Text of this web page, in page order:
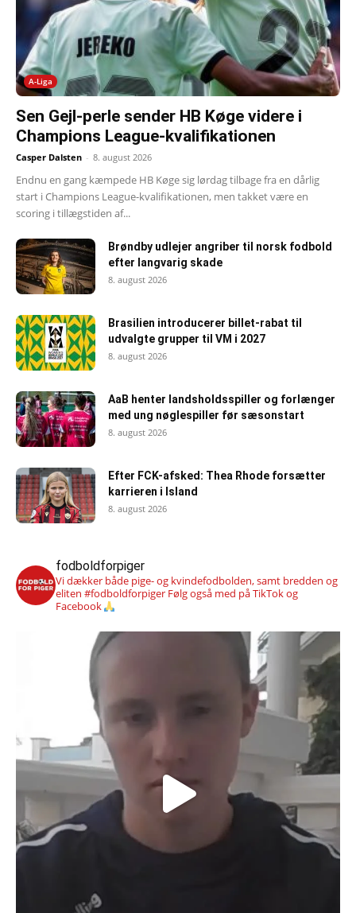
A-Liga
Sen Gejl-perle sender HB Køge videre i
Champions League-kvalifikationen
Casper Dalsten - 8. august 2026
Endnu en gang kæmpede HB Køge sig lørdag tilbage fra en dårlig
start i Champions League-kvalifikationen, men takket være en
scoring i tillægstiden af...
Brøndby udlejer angriber til norsk fodbold
efter langvarig skade
8. august 2026
Brasilien introducerer billet-rabat til
udvalgte grupper til VM i 2027
8. august 2026
AaB henter landsholdsspiller og forlænger
med ung nøglespiller før sæsonstart
8. august 2026
Efter FCK-afsked: Thea Rhode forsætter
karrieren i Island
8. august 2026
fodboldforpiger
Vi dækker både pige- og kvindefodbolden, samt bredden og
eliten #fodboldforpiger Følg også med på TikTok og
Facebook